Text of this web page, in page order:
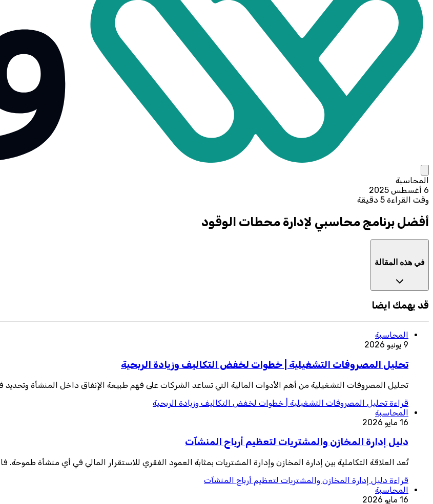
المحاسبة
6 أغسطس 2025
وقت القراءة 5 دقيقة
أفضل برنامج محاسبي لإدارة محطات الوقود
في هذه المقالة
قد يهمك ايضا
المحاسبة
9 يونيو 2026
تحليل المصروفات التشغيلية | خطوات لخفض التكاليف وزيادة الربحية
تحليل المصروفات التشغيلية من أهم الأدوات المالية التي تساعد الشركات على فهم طبيعة الإنفاق داخل المنشأة وتحديد
قراءة تحليل المصروفات التشغيلية | خطوات لخفض التكاليف وزيادة الربحية
المحاسبة
16 مايو 2026
دليل إدارة المخازن والمشتريات لتعظيم أرباح المنشآت
تُعد العلاقة التكاملية بين إدارة المخازن وإدارة المشتريات بمثابة العمود الفقري للاستقرار المالي في أي منشأة
قراءة دليل إدارة المخازن والمشتريات لتعظيم أرباح المنشآت
المحاسبة
16 مايو 2026